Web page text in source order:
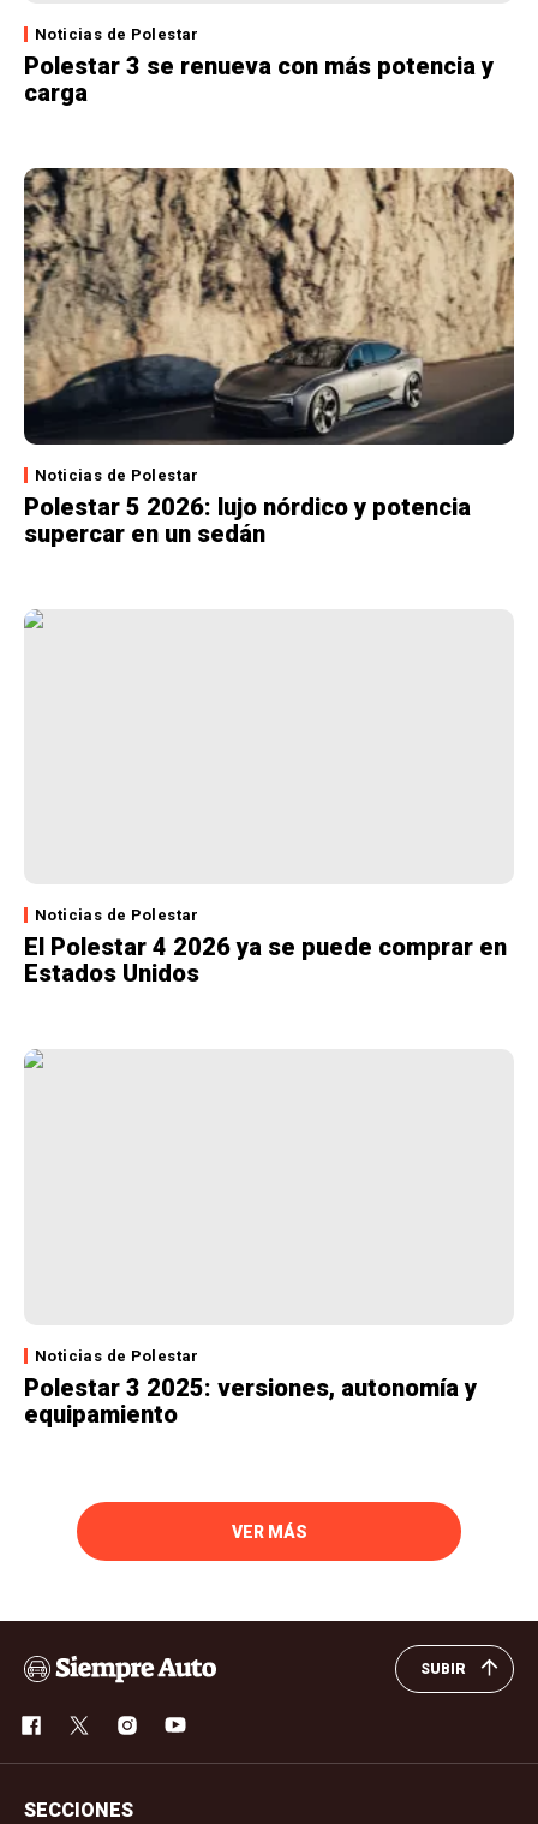
Noticias de Polestar
Polestar 3 se renueva con más potencia y
carga
Noticias de Polestar
Polestar 5 2026: lujo nórdico y potencia
supercar en un sedán
Noticias de Polestar
El Polestar 4 2026 ya se puede comprar en
Estados Unidos
Noticias de Polestar
Polestar 3 2025: versiones, autonomía y
equipamiento
VER MÁS
SUBIR
SECCIONES